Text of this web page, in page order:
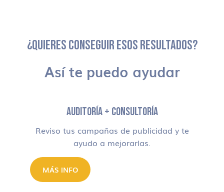
¿QUIERES CONSEGUIR ESOS RESULTADOS?
Así te puedo ayudar
AUDITORÍA + CONSULTORÍA
Reviso tus campañas de publicidad y te
ayudo a mejorarlas.
MÁS INFO